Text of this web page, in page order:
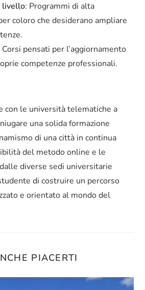
livello: Programmi di alta
coloro che desiderano ampliare
Corsi pensati per l’aggiornamento
competenze professionali.
con le università telematiche a
una solida formazione
di una città in continua
del metodo online e le
diverse sedi universitarie
di costruire un percorso
e orientato al mondo del
PIACERTI